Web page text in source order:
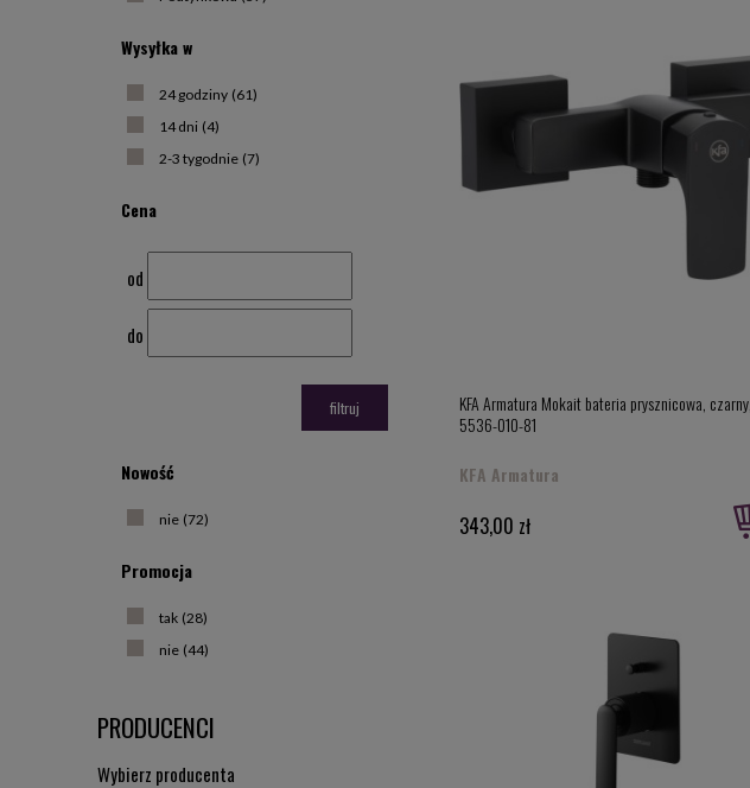
Wysyłka w
24 godziny (61)
14 dni (4)
2-3 tygodnie (7)
Cena
od
do
filtruj
Nowość
nie (72)
Promocja
tak (28)
nie (44)
PRODUCENCI
Wybierz producenta
KFA Armatura Mokait bateria prysznicowa, czarny,
5536-010-81
KFA Armatura
343,00 zł